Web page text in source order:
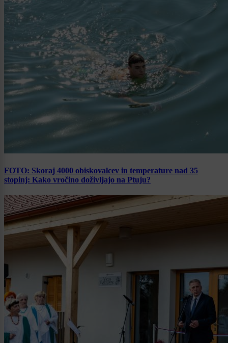
FOTO: Skoraj 4000 obiskovalcev in temperature nad 35
stopinj: Kako vročino doživljajo na Ptuju?